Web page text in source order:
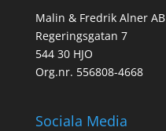
Malin & Fredrik Alner AB
Regeringsgatan 7
544 30 HJO
Org.nr. 556808-4668
Sociala Media